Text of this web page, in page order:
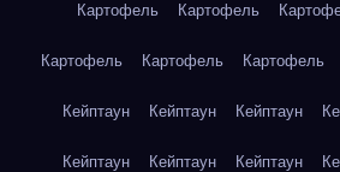
Картофель Картофель
Картофель Картофель Картофель
Кейптаун Кейптаун Кейптаун
Кейптаун Кейптаун Кейптаун